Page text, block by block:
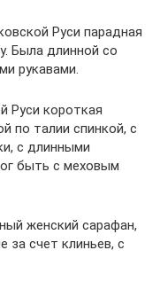
Руси парадная
Была длинной со
рукавами.
Руси короткая
по талии спинкой, с
с длинными
быть с меховым
женский сарафан,
за счет клиньев, с